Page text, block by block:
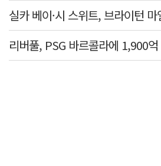
실카 베이·시 스위트, 브라이턴